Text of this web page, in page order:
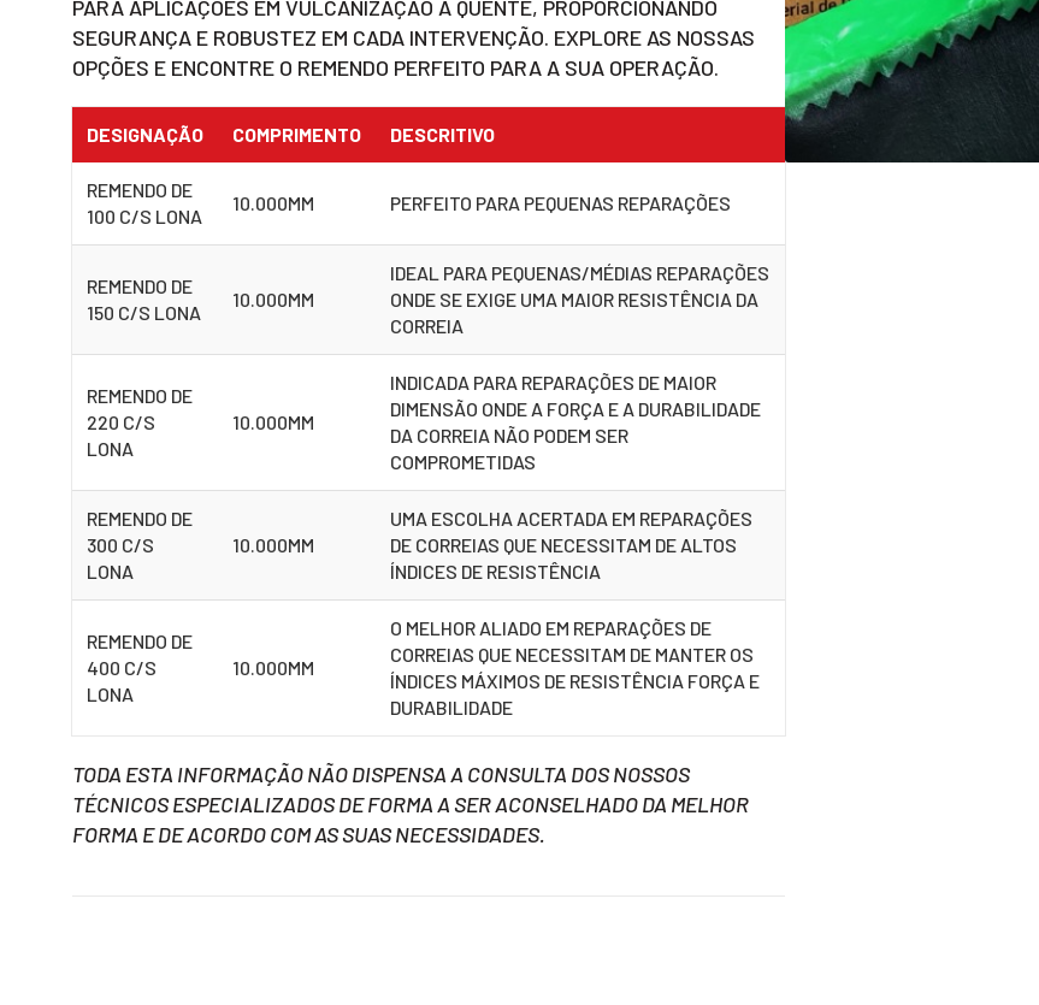
PARA APLICAÇÕES EM VULCANIZAÇÃO A QUENTE, PROPORCIONANDO
SEGURANÇA E ROBUSTEZ EM CADA INTERVENÇÃO. EXPLORE AS NOSSAS
OPÇÕES E ENCONTRE O REMENDO PERFEITO PARA A SUA OPERAÇÃO.
DESIGNAÇÃO COMPRIMENTO DESCRITIVO
REMENDO DE
100 C/S LONA
10.000MM PERFEITO PARA PEQUENAS REPARAÇÕES
REMENDO DE
150 C/S LONA
10.000MM
IDEAL PARA PEQUENAS/MÉDIAS REPARAÇÕES
ONDE SE EXIGE UMA MAIOR RESISTÊNCIA DA
CORREIA
REMENDO DE
220 C/S
LONA
10.000MM
INDICADA PARA REPARAÇÕES DE MAIOR
DIMENSÃO ONDE A FORÇA E A DURABILIDADE
DA CORREIA NÃO PODEM SER
COMPROMETIDAS
REMENDO DE
300 C/S
LONA
10.000MM
UMA ESCOLHA ACERTADA EM REPARAÇÕES
DE CORREIAS QUE NECESSITAM DE ALTOS
ÍNDICES DE RESISTÊNCIA
REMENDO DE
400 C/S
LONA
10.000MM
O MELHOR ALIADO EM REPARAÇÕES DE
CORREIAS QUE NECESSITAM DE MANTER OS
ÍNDICES MÁXIMOS DE RESISTÊNCIA FORÇA E
DURABILIDADE
TODA ESTA INFORMAÇÃO NÃO DISPENSA A CONSULTA DOS NOSSOS
TÉCNICOS ESPECIALIZADOS DE FORMA A SER ACONSELHADO DA MELHOR
FORMA E DE ACORDO COM AS SUAS NECESSIDADES.